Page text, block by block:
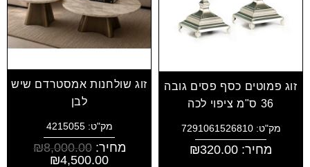
זוג פמוטים כסף פסים גובה
36 ס"מ ציפוי לכה
מק"ט: 7291061526810
מחיר: ₪320.00
זוג שולחנות אמסטרדם שיש
לבן
מק"ט: 4215055
מחיר: ₪8,000.00
₪4,500.00